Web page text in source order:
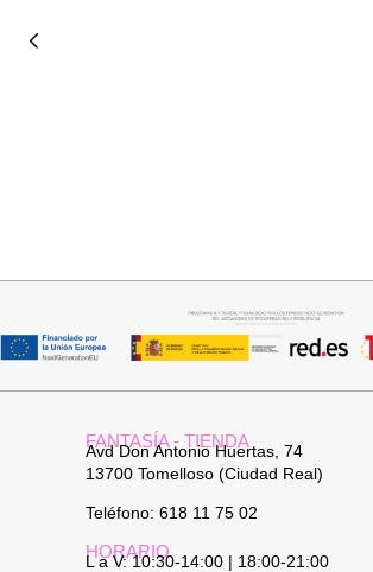
FANTASÍA - TIENDA
Avd Don Antonio Huertas, 74
13700 Tomelloso (Ciudad Real)
Teléfono: 618 11 75 02
HORARIO
L a V: 10:30-14:00 | 18:00-21:00